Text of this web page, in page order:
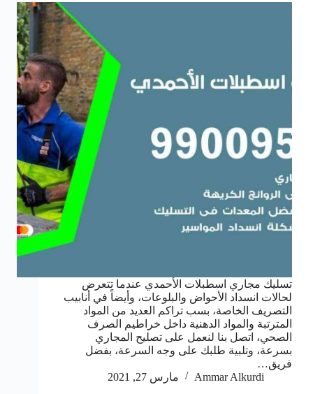
تسليك مجاري اسطبلات الأحمدي عندما تتعرض
لحالات انسداد الأحواض والبلوعات، وأيضاً في أنابيب
التصريف الخاصة، بسب تراكم العديد من المواد
المترتبة والمواد الدهنية داخل خراطيم الصرف
الصحي، اتصل بنا لنعمل على تصليح المجاري
بسرعة، وتلبية طلبك على وجه السرعة، بفضل
فريق…
Ammar Alkurdi
مارس 27, 2021